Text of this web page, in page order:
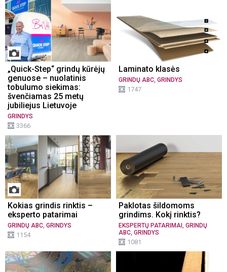
„Quick-Step“ grindų kūrėjų
genuose – nuolatinis
tobulumo siekimas:
švenčiamas 25 metų
jubiliejus Lietuvoje
GRINDYS
3366
Laminato klasės
GRINDŲ ABC, GRINDYS
1747
Kokias grindis rinktis –
eksperto patarimai
GRINDŲ ABC GRINDYS
1154
Paklotas šildomoms
grindims. Kokį rinktis?
EKSPERTŲ PATARIMAI GRINDŲ
ABC GRINDYS
1081